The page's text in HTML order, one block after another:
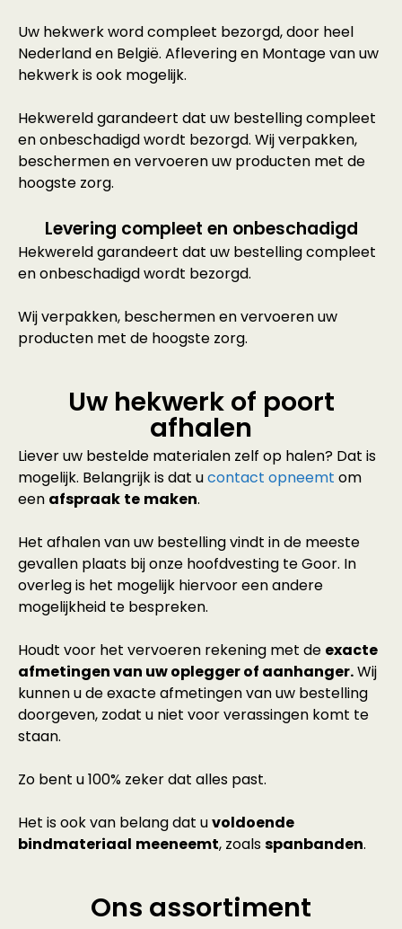
Uw hekwerk word compleet bezorgd, door heel
Nederland en België. Aflevering en Montage van uw
hekwerk is ook mogelijk.
Hekwereld garandeert dat uw bestelling compleet
en onbeschadigd wordt bezorgd. Wij verpakken,
beschermen en vervoeren uw producten met de
hoogste zorg.
Levering compleet en onbeschadigd
Hekwereld garandeert dat uw bestelling compleet
en onbeschadigd wordt bezorgd.
Wij verpakken, beschermen en vervoeren uw
producten met de hoogste zorg.
Uw hekwerk of poort
afhalen
Liever uw bestelde materialen zelf op halen? Dat is
mogelijk. Belangrijk is dat ucontact opneemt om
een afspraak te maken.
Het afhalen van uw bestelling vindt in de meeste
gevallen plaats bij onze hoofdvesting te Goor. In
overleg is het mogelijk hiervoor een andere
mogelijkheid te bespreken.
Houdt voor het vervoeren rekening met de exacte
afmetingen van uw oplegger of aanhanger.Wij
kunnen u de exacte afmetingen van uw bestelling
doorgeven, zodat u niet voor verassingen komt te
staan.
Zo bent u 100% zeker dat alles past.
Het is ook van belang dat uvoldoende
bindmateriaal meeneemt, zoalsspanbanden.
Ons assortiment